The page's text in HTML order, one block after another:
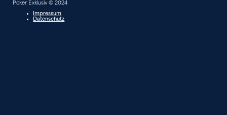
Poker Exklusiv © 2024
Impressum
Datenschutz